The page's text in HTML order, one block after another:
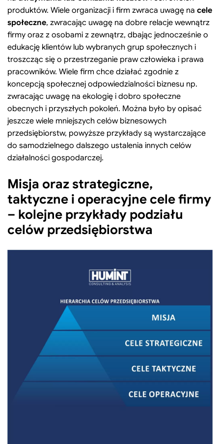
produktów. Wiele organizacji i firm zwraca uwagę na cele
społeczne, zwracając uwagę na dobre relacje wewnątrz
firmy oraz z osobami z zewnątrz, dbając jednocześnie o
edukację klientów lub wybranych grup społecznych i
troszcząc się o przestrzeganie praw człowieka i prawa
pracowników. Wiele firm chce działać zgodnie z
koncepcją społecznej odpowiedzialności biznesu np.
zwracając uwagę na ekologię i dobro społeczne
obecnych i przyszłych pokoleń. Można było by opisać
jeszcze wiele mniejszych celów biznesowych
przedsiębiorstw, powyższe przykłady są wystarczające
do samodzielnego dalszego ustalenia innych celów
działalności gospodarczej.
Misja oraz strategiczne,
taktyczne i operacyjne cele firmy
– kolejne przykłady podziału
celów przedsiębiorstwa